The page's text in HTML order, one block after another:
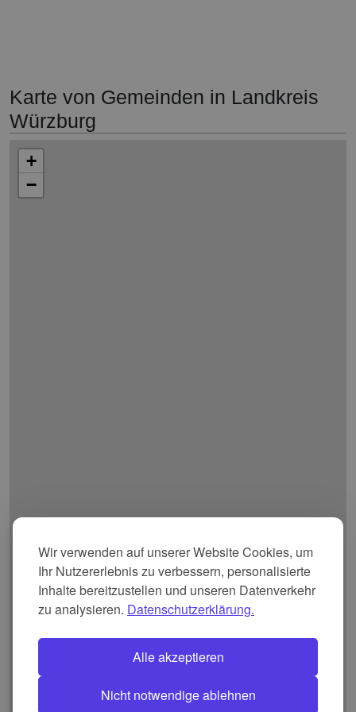
Wir verwenden auf unserer Website Cookies, um
Ihr Nutzererlebnis zu verbessern, personalisierte
Inhalte bereitzustellen und unseren Datenverkehr
zu analysieren. Datenschutzerklärung.
Alle akzeptieren
Nicht notwendige ablehnen
Karte von Gemeinden in Landkreis
Würzburg
+
−